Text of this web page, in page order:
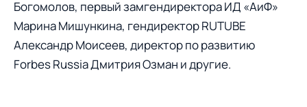
Богомолов, первый замгендиректора ИД «АиФ»
Марина Мишункина, гендиректор RUTUBE
Александр Моисеев, директор по развитию
Forbes Russia Дмитрия Озман и другие.